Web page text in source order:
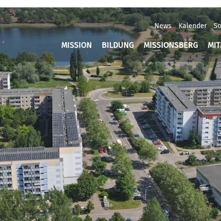
News Kalender
MISSION BILDUNG MISSIONSBERG